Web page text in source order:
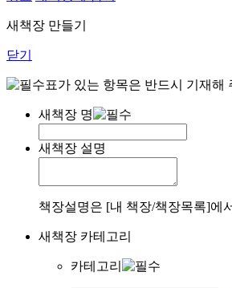
새책장 만들기
닫기
표가 있는 항목은 반드시 기재해
새책장 명
새책장 설명
책장설명은 [내 책장/책장목록]에
새책장 카테고리
카테고리